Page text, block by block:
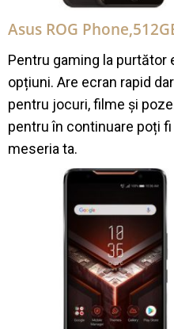
Asus ROG
Pentru gaming la purtător
opțiuni. Are ecran rapid
pentru jocuri, filme și
pentru în continuare poți
meseria ta.